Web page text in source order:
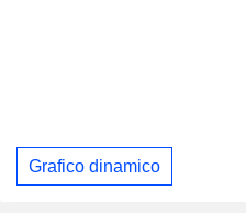
Grafico dinamico